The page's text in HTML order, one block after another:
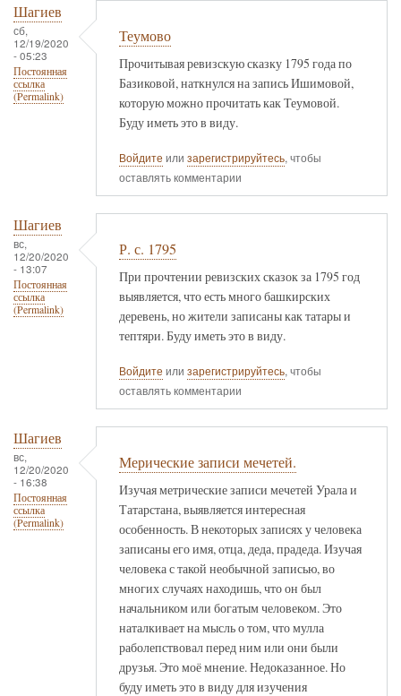
Шагиев
сб,
12/19/2020
- 05:23
Постоянная
ссылка
(Permalink)
Теумово
Прочитывая ревизскую сказку 1795 года по
Базиковой, наткнулся на запись Ишимовой,
которую можно прочитать как Теумовой.
Буду иметь это в виду.
Войдите или зарегистрируйтесь, чтобы
оставлять комментарии
Шагиев
вс,
12/20/2020
- 13:07
Постоянная
ссылка
(Permalink)
Р. с. 1795
При прочтении ревизских сказок за 1795 год
выявляется, что есть много башкирских
деревень, но жители записаны как татары и
тептяри. Буду иметь это в виду.
Войдите или зарегистрируйтесь, чтобы
оставлять комментарии
Шагиев
вс,
12/20/2020
- 16:38
Постоянная
ссылка
(Permalink)
Мерические записи мечетей.
Изучая метрические записи мечетей Урала и
Татарстана, выявляется интересная
особенность. В некоторых записях у человека
записаны его имя, отца, деда, прадеда. Изучая
человека с такой необычной записью, во
многих случаях находишь, что он был
начальником или богатым человеком. Это
наталкивает на мысль о том, что мулла
раболепствовал перед ним или они были
друзья. Это моё мнение. Недоказанное. Но
буду иметь это в виду для изучения